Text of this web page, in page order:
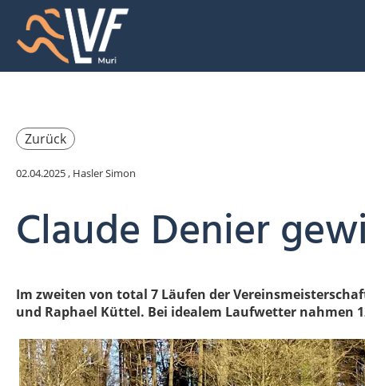
Zurück
02.04.2025, Hasler Simon
Claude Denier
Im zweiten von total 7 Läufen der
und Raphael Küttel. Bei idealem Laufwetter nahmen